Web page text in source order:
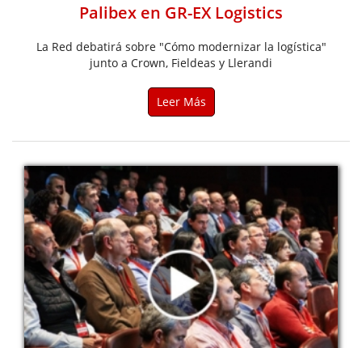
Palibex en GR-EX Logistics
La Red debatirá sobre "Cómo modernizar la logística"
junto a Crown, Fieldeas y Llerandi
Leer Más